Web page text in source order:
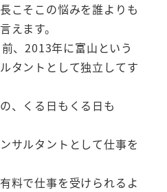
こそこの悩みを誰よりも
えます。
、2013年に富山という
タントとして独立してす
、くる日もくる日も
サルタントとして仕事を
料で仕事を受けられるよ